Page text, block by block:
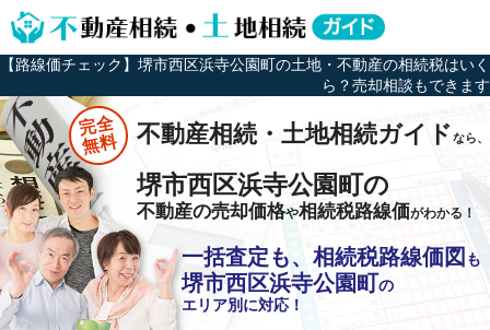
【路線価チェック】堺市西区浜寺公園町の土地・不動産の相続税はいく
ら？売却相談もできます
完全
無料 不動産相続・土地相続ガイドなら、
堺市西区浜寺公園町の
不動産の売却価格や相続税路線価がわかる！
一括査定も、相続税路線価図 も
堺市西区浜寺公園町の
エリア別に対応！